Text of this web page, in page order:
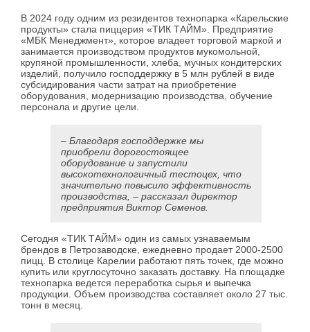
В 2024 году одним из резидентов технопарка «Карельские
продукты» стала пиццерия «ТИК ТАЙМ». Предприятие
«МБК Менеджмент», которое владеет торговой маркой и
занимается производством продуктов мукомольной,
крупяной промышленности, хлеба, мучных кондитерских
изделий, получило господдержку в 5 млн рублей в виде
субсидирования части затрат на приобретение
оборудования, модернизацию производства, обучение
персонала и другие цели.
– Благодаря господдержке мы
приобрели дорогостоящее
оборудование и запустили
высокотехнологичный тестоцех, что
значительно повысило эффективность
производства, – рассказал директор
предприятия Виктор Семенов.
Сегодня «ТИК ТАЙМ» один из самых узнаваемым
брендов в Петрозаводске, ежедневно продает 2000-2500
пицц. В столице Карелии работают пять точек, где можно
купить или круглосуточно заказать доставку. На площадке
технопарка ведется переработка сырья и выпечка
продукции. Объем производства составляет около 27 тыс.
тонн в месяц.